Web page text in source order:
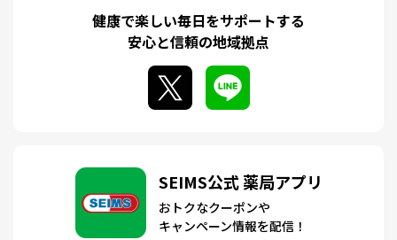
健康で楽しい毎日をサポートする
安心と信頼の地域拠点
SEIMS公式 薬局アプリ
おトクなクーポンや
キャンペーン情報を配信！